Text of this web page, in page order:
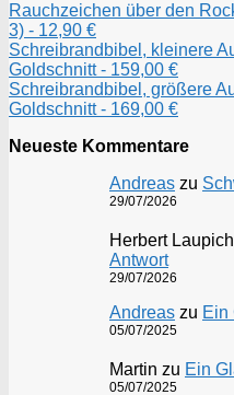
Rauchzeichen über den
3) - 12,90 €
Schreibrandbibel, kleinere
Goldschnitt - 159,00 €
Schreibrandbibel, größere
Goldschnitt - 169,00 €
Neueste Kommentare
Andreas zu
29/07/2026
Herbert
Antwort
29/07/2026
Andreas zu Ein
05/07/2025
Martin zu Ein
05/07/2025